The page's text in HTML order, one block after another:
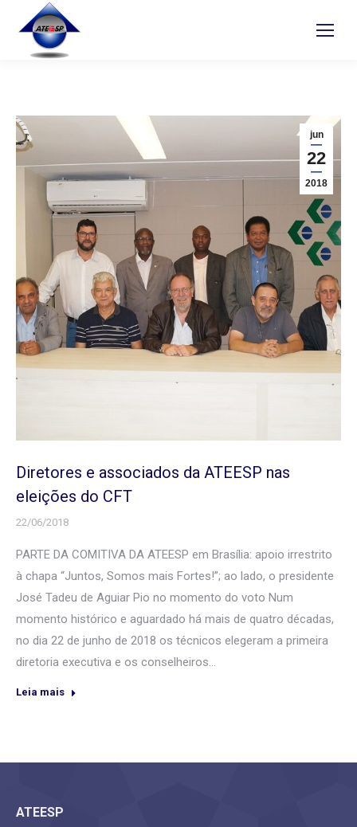
jun
22
2018
Diretores e associados da ATEESP nas
eleições do CFT
22/06/2018
PARTE DA COMITIVA DA ATEESP em Brasília: apoio irrestrito
à chapa “Juntos, Somos mais Fortes!”; ao lado, o presidente
José Tadeu de Aguiar Pio no momento do voto Num
momento histórico e aguardado há mais de quatro décadas,
no dia 22 de junho de 2018 os técnicos elegeram a primeira
diretoria executiva e os conselheiros…
Leia mais
ATEESP